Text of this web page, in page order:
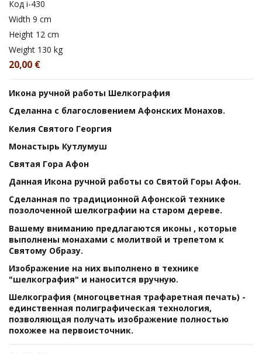
Код i-430
Width 9 cm
Height 12 cm
Weight 130 kg
20,00 €
Икона ручной работы Шелкография
Сделанна с благословением Афонских Монахов.
Келия Святого Георгия
Монастырь Кутлумуш
Святая Гора Афон
Данная Икона ручной работы со Святой Горы Афон.
Сделанная по традиционной Афонской технике
позолоченной шелкографии на старом дереве.
Вашему вниманию предлагаются иконы , которые
выполнены монахами с молитвой и трепетом к
Святому Образу.
Изображение на них выполнено в технике
"шелкография" и наносится вручную.
Шелкография (многоцветная трафаретная печать) -
единственная полиграфическая технология,
позволяющая получать изображение полностью
похожее на первоисточник.